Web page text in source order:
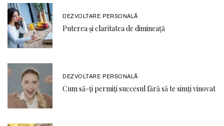
DEZVOLTARE PERSONALĂ
Puterea și claritatea de dimineață
DEZVOLTARE PERSONALĂ
Cum să-ți permiți succesul fără să te simți vinovat